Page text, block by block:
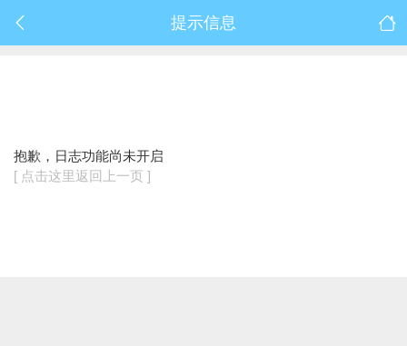
提示信息
抱歉，日志功能尚未开启
[ 点击这里返回上一页 ]